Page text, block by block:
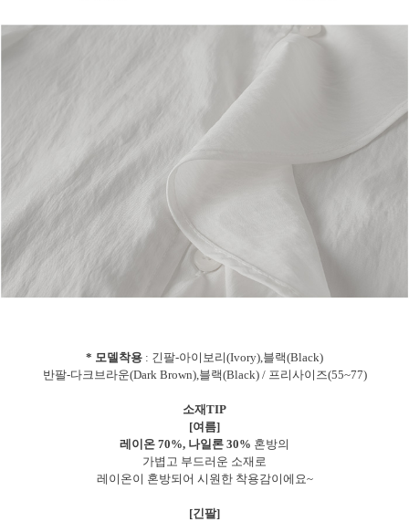
* 모델착용 : 긴팔-아이보리(Ivory),블랙(Black)
반팔-다크브라운(Dark Brown),블랙(Black) / 프리사이즈(55~77)
소재TIP
[여름]
레이온 70%, 나일론 30% 혼방의
가볍고 부드러운 소재로
레이온이 혼방되어 시원한 착용감이에요~
[긴팔]